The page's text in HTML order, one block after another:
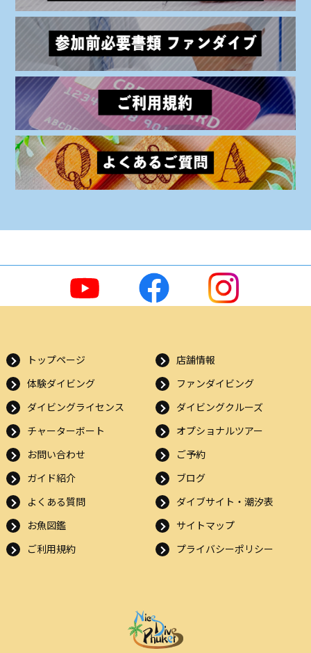
トップページ
店舗情報
体験ダイビング
ファンダイビング
ダイビングライセンス
ダイビングクルーズ
チャーターボート
オプショナルツアー
お問い合わせ
ご予約
ガイド紹介
ブログ
よくある質問
ダイブサイト・潮汐表
お魚図鑑
サイトマップ
ご利用規約
プライバシーポリシー